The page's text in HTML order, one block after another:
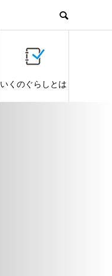
いくのぐらしとは